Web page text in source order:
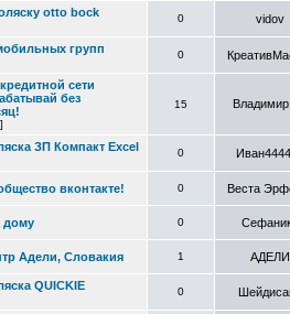
otto bock
0 vidov
групп
0
сети
без
]
15
ЗП Компакт Excel
0
вконтакте! 0 Веста
дому 0
Адели, Словакия 1 АДЕЛИ
QUICKIE
0